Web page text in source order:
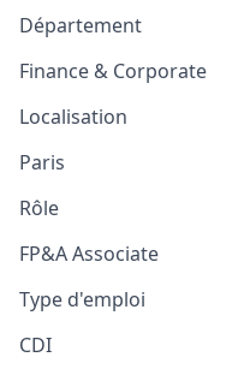
Département
Finance & Corporate
Localisation
Paris
Rôle
FP&A Associate
Type d'emploi
CDI